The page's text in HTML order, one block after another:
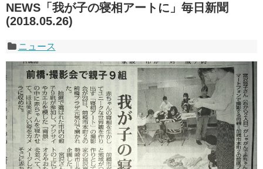
NEWS「我が子の寝相アートに」毎日新聞
(2018.05.26)
ニュース
知的財産権